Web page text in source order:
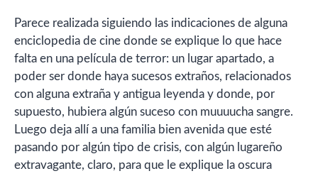
Parece realizada siguiendo las indicaciones de alguna
enciclopedia de cine donde se explique lo que hace
falta en una película de terror: un lugar apartado, a
poder ser donde haya sucesos extraños, relacionados
con alguna extraña y antigua leyenda y donde, por
supuesto, hubiera algún suceso con muuuucha sangre.
Luego deja allí a una familia bien avenida que esté
pasando por algún tipo de crisis, con algún lugareño
extravagante, claro, para que le explique la oscura